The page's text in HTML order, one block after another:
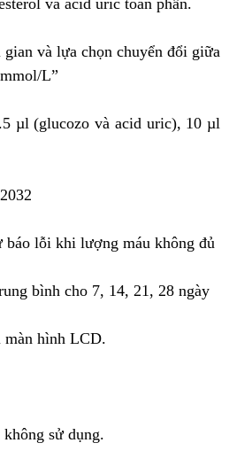
và acid uric toàn phần.
và lựa chọn chuyển đổi giữa
L”
µl (glucozo và acid uric), 10 µl
báo lỗi khi lượng máu không đủ
bình cho 7, 14, 21, 28 ngày
hình LCD.
sử dụng.